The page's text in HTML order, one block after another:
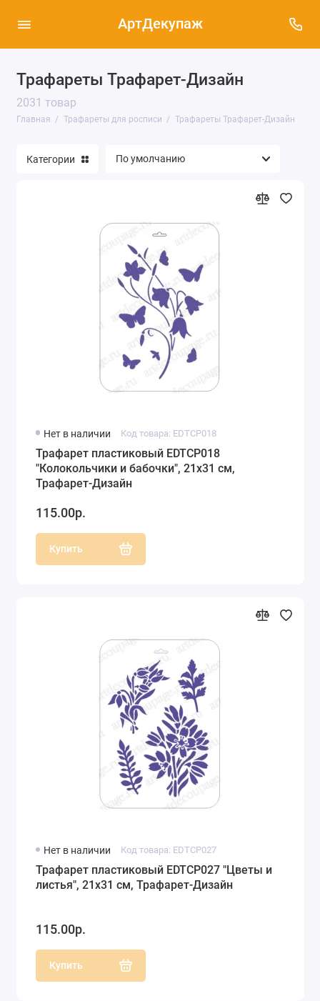
АртДекупаж
Трафареты Трафарет-Дизайн
2031 товар
Главная Трафареты для росписи Трафареты Трафарет-Дизайн
Трафареты Cadence (37)
Трафареты Трафарет-Дизайн (2031)
Категории
Нет в наличии Код товара: EDTCP018
Трафарет пластиковый EDTCP018
"Колокольчики и бабочки", 21х31 см,
Трафарет-Дизайн
115.00р.
Купить
Нет в наличии Код товара: EDTCP027
Трафарет пластиковый EDTCP027 "Цветы и
листья", 21х31 см, Трафарет-Дизайн
115.00р.
Купить